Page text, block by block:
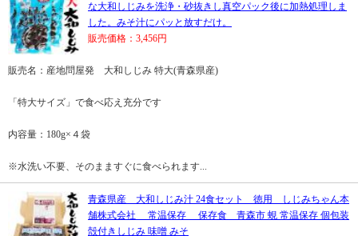
な大和しじみを洗浄・砂抜きし真空パック後に加熱処理しま
した。みそ汁にパッと放すだけ。
販売価格：3,456円
販売名：産地問屋発 大和しじみ 特大(青森県産)
「特大サイズ」で食べ応え充分です
内容量：180g×４袋
※水洗い不要、そのまますぐに食べられます...
青森県産 大和しじみ汁 24食セット 徳用 しじみちゃん本
舗株式会社 常温保存 保存食 青森市 蜆 常温保存 個包装
殻付きしじみ 味噌 みそ